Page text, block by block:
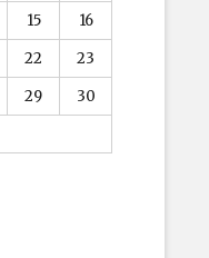
15
16
22
23
29
30